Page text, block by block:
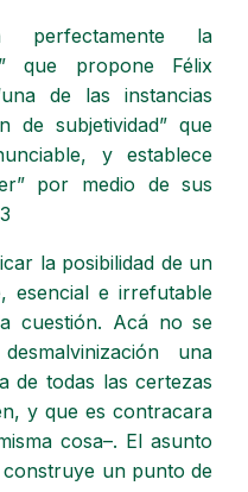
perfectamente la
que propone Félix
de las instancias
de subjetividad” que
y establece
por medio de sus
la posibilidad de un
esencial e irrefutable
cuestión. Acá no se
una
de todas las certezas
y que es contracara
cosa–. El asunto
un punto de